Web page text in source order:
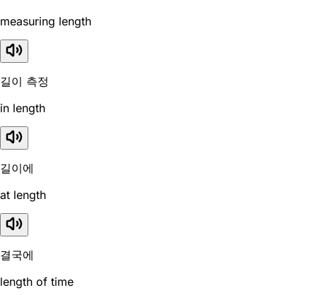
measuring length
길이 측정
in length
길이에
at length
결국에
length of time